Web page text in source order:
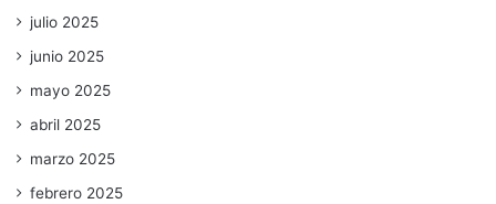
julio 2025
junio 2025
mayo 2025
abril 2025
marzo 2025
febrero 2025